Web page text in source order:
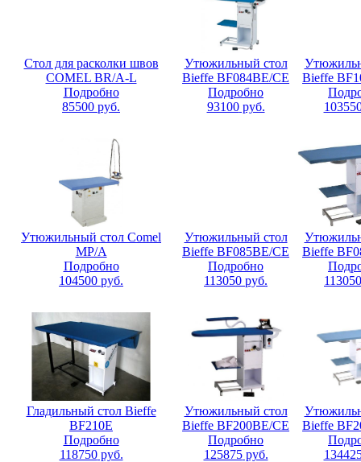
Стол для расколки швов
COMEL BR/A-L
Подробно
85500 руб.
Утюжильный стол
Bieffe BF084ВE/СE
Подробно
93100руб.
Bieffe
Утюжильный стол Comel
MP/A
Подробно
104500 руб.
Утюжильный стол
Bieffe BF085ВЕ/СЕ
Подробно
113050 руб.
Bieffe
113050
Гладильный стол Bieffe
BF210E
Подробно
118750руб.
Утюжильный стол
Bieffe BF200ВE/СE
Подробно
125875руб.
Bieffe